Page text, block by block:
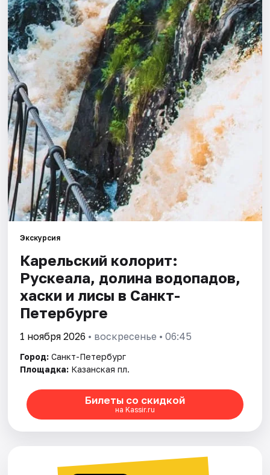
Города
Площадки
Артисты
Рейтинги
Экскурсия
Карельский колорит:
Рускеала, долина водопадов,
хаски и лисы в Санкт-
Петербурге
1 ноября 2026 • воскресенье • 06:45
Город: Санкт-Петербург
Площадка: Казанская пл.
Билеты со скидкой
на Kassir.ru